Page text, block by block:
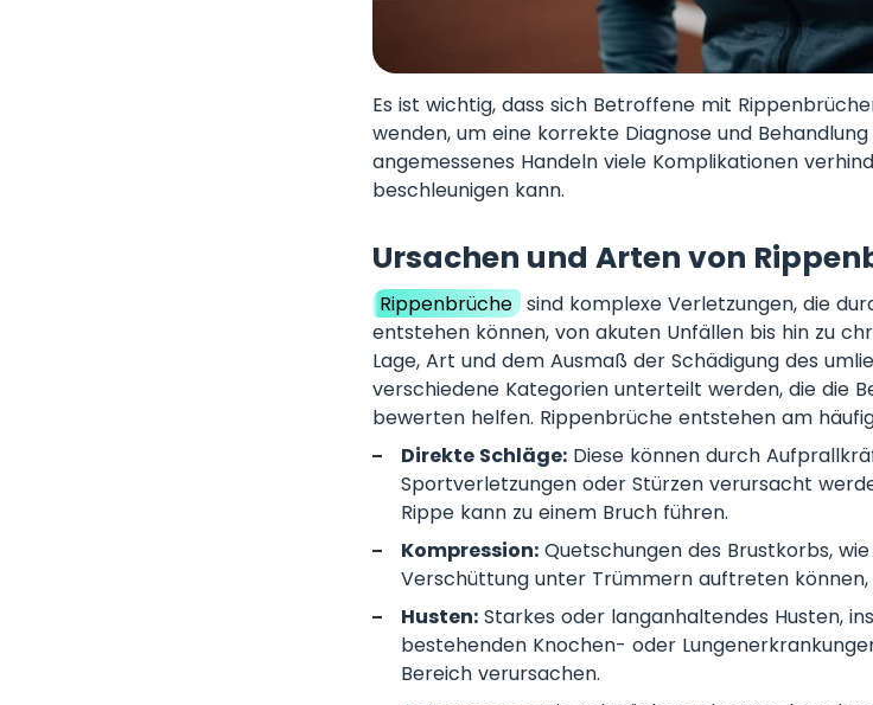
Es ist wichtig, dass sich Betroffene mit
wenden, um eine korrekte Diagnose und
angemessenes Handeln viele Komplikationen
beschleunigen kann.
Ursachen und Arten von
Rippenbrüche sind komplexe Verletzungen, die
entstehen können, von akuten Unfällen bis hin zu
Lage, Art und dem Ausmaß der Schädigung des
verschiedene Kategorien unterteilt werden, die die
bewerten helfen. Rippenbrüche entstehen am
Direkte Schläge:Diese können durch
Sportverletzungen oder Stürzen verursacht
Rippe kann zu einem Bruch führen.
Kompression:Quetschungen des Brustkorbs,
Verschüttung unter Trümmern auftreten
Husten:Starkes oder langanhaltendes Husten,
bestehenden Knochen- oder
Bereich verursachen.